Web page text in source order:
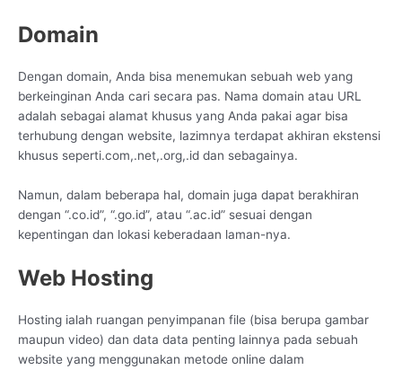
Domain
Dengan domain, Anda bisa menemukan sebuah web yang
berkeinginan Anda cari secara pas. Nama domain atau URL
adalah sebagai alamat khusus yang Anda pakai agar bisa
terhubung dengan website, lazimnya terdapat akhiran ekstensi
khusus seperti.com,.net,.org,.id dan sebagainya.
Namun, dalam beberapa hal, domain juga dapat berakhiran
dengan “.co.id”, “.go.id”, atau “.ac.id” sesuai dengan
kepentingan dan lokasi keberadaan laman-nya.
Web Hosting
Hosting ialah ruangan penyimpanan file (bisa berupa gambar
maupun video) dan data data penting lainnya pada sebuah
website yang menggunakan metode online dalam